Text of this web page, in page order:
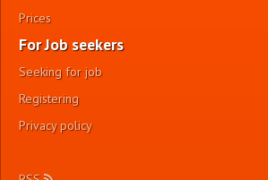
Prices
For Job seekers
Seeking for job
Registering
Privacy policy